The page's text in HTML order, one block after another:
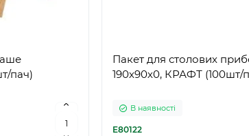
пач)
Пакет для столових
190х90х0, КРАФТ (100шт/
В наявності
E80122